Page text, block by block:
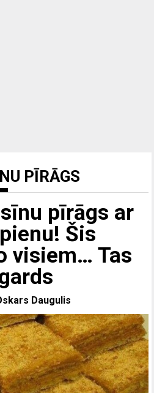
PĪRĀGS
pīrāgs ar
Šis
visiem… Tas
Daugulis